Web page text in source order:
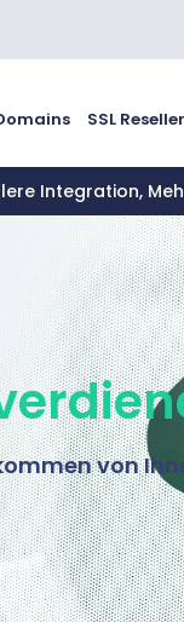
SSL Reseller
Integration,
von